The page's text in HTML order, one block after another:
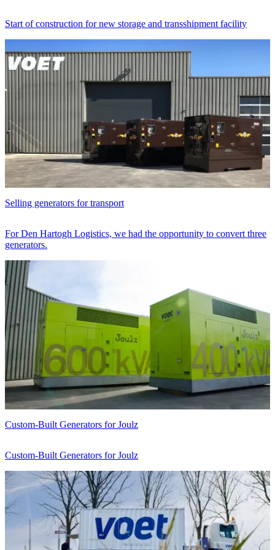
Start of construction for new storage and transshipment facility
Selling generators for transport
For Den Hartogh Logistics, we had the opportunity to convert three
generators.
Custom-Built Generators for Joulz
Custom-Built Generators for Joulz